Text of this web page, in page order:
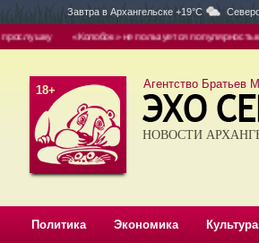
Завтра в Архангельске +19°C
«Колобок» не пользуется популярностью и
18+ Агентство Братьев
НОВОСТИ
Политика Экономика Культура